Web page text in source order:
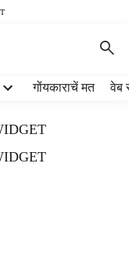
गोंयकाराचें मत वेब